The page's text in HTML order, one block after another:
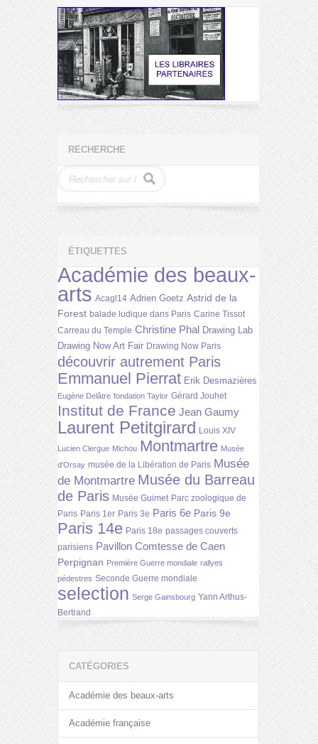
RECHERCHE
ÉTIQUETTES
Académie des beaux-
arts Acagl14 Adrien Goetz Astrid de la
Forest balade ludique dans Paris Carine Tissot
Carreau du Temple Christine Phal Drawing Lab
Drawing Now Art Fair Drawing Now Paris
découvrir autrement Paris
Emmanuel Pierrat Erik Desmazières
Eugène Delâtre fondation Taylor Gérard Jouhet
Institut de France Jean Gaumy
Laurent Petitgirard Louis XIV
Lucien Clergue Michou Montmartre Musée
d'Orsay musée de la Libération de Paris Musée
de Montmartre Musée du Barreau
de Paris Musée Guimet Parc zoologique de
Paris Paris 1er Paris 3e Paris 6e Paris 9e
Paris 14e Paris 18e passages couverts
parisiens Pavillon Comtesse de Caen
Perpignan Première Guerre mondiale rallyes
pédestres Seconde Guerre mondiale
selection Serge Gainsbourg Yann Arthus-
Bertrand
CATÉGORIES
Académie des beaux-arts
Académie française